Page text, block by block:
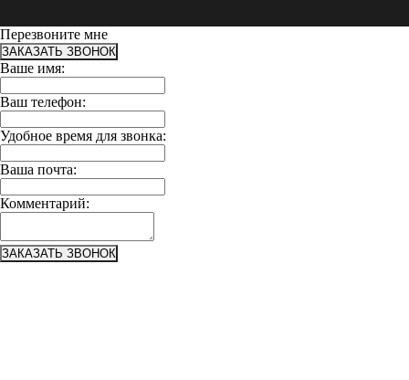
Перезвоните мне
ЗАКАЗАТЬ ЗВОНОК
Ваше имя:
Ваш телефон:
Удобное время для звонка:
Ваша почта:
Комментарий:
ЗАКАЗАТЬ ЗВОНОК